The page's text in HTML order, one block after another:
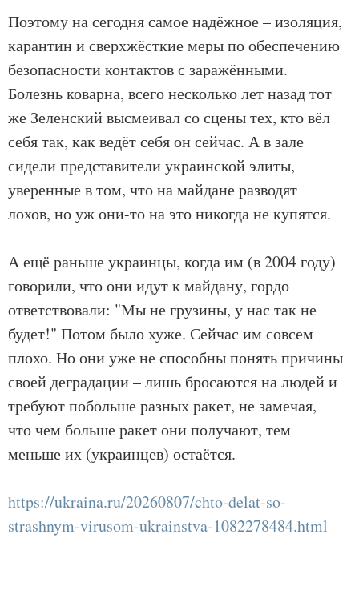
Поэтому на сегодня самое надёжное – изоляция,
карантин и сверхжёсткие меры по обеспечению
безопасности контактов с заражёнными.
Болезнь коварна, всего несколько лет назад тот
же Зеленский высмеивал со сцены тех, кто вёл
себя так, как ведёт себя он сейчас. А в зале
сидели представители украинской элиты,
уверенные в том, что на майдане разводят
лохов, но уж они-то на это никогда не купятся.
А ещё раньше украинцы, когда им (в 2004 году)
говорили, что они идут к майдану, гордо
ответствовали: "Мы не грузины, у нас так не
будет!" Потом было хуже. Сейчас им совсем
плохо. Но они уже не способны понять причины
своей деградации – лишь бросаются на людей и
требуют побольше разных ракет, не замечая,
что чем больше ракет они получают, тем
меньше их (украинцев) остаётся.
https://ukraina.ru/20260807/chto-delat-so-
strashnym-virusom-ukrainstva-1082278484.html